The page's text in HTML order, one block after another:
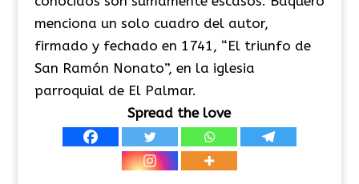
menciona un solo cuadro del autor,
firmado y fechado en 1741, “El triunfo de
San Ramón Nonato”, en la iglesia
parroquial de El Palmar.
Spread the love